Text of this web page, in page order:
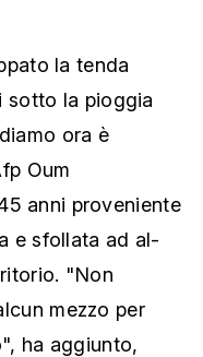
la tenda
sotto la pioggia
ora è
Oum
anni proveniente
e sfollata ad al-
"Non
mezzo per
ha aggiunto,